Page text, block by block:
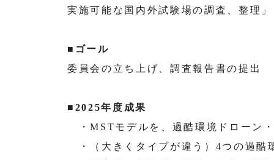
実施可能な国内外試験場の調査、整理
■ゴール
委員会の立ち上げ、調査報告書の提出
■2025年度成果
・MSTモデルを、過酷環境ドローン
・（大きくタイプが違う）4つの過酷